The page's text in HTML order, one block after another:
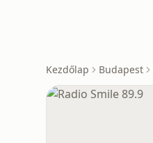
Kezdőlap Budapest